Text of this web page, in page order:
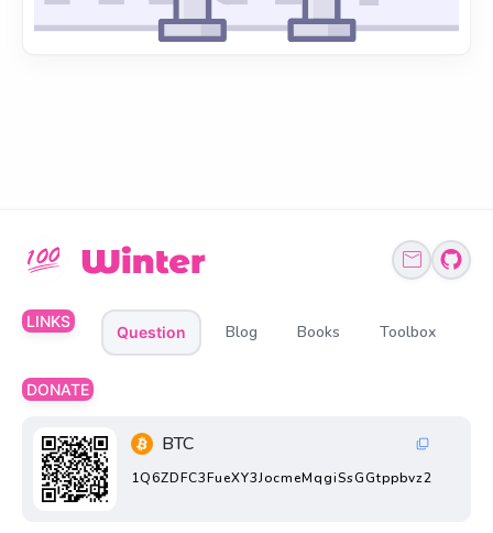
LINKS
Question Blog Books Toolbox
DONATE
BTC
1Q6ZDFC3FueXY3JocmeMqgiSsGGtppbvz2